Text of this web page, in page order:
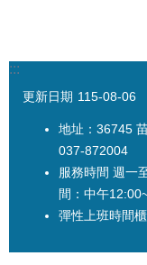
:::
更新日期 115-08-06
地址：36745
037-872004
服務時間 週一
間：中午
彈性上班時間